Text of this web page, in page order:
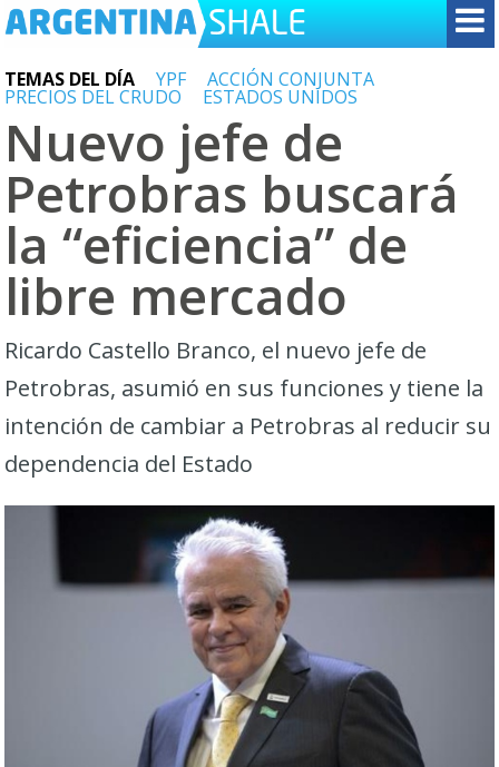
TEMAS DEL DÍA YPF ACCIÓN CONJUNTA
PRECIOS DEL CRUDO ESTADOS UNIDOS
Nuevo jefe de
Petrobras buscará
la “eficiencia” de
libre mercado
Ricardo Castello Branco, el nuevo jefe de
Petrobras, asumió en sus funciones y tiene la
intención de cambiar a Petrobras al reducir su
dependencia del Estado